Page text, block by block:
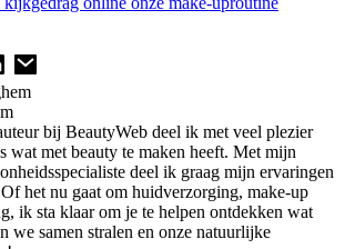
bij BeautyWeb deel ik met veel plezier
wat met beauty te maken heeft. Met mijn
deel ik graag mijn ervaringen
het nu gaat om huidverzorging, make-up
ik sta klaar om je te helpen ontdekken wat
we samen stralen en onze natuurlijke